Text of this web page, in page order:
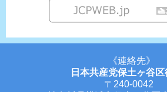
《連絡先》
日本共産党保土ヶ谷
〒240-0042